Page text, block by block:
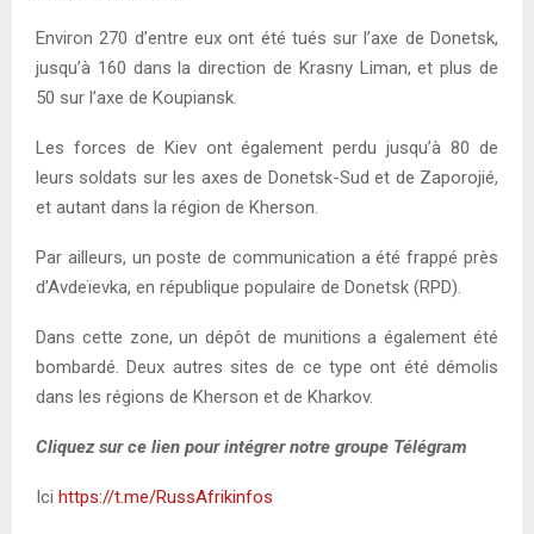
Environ 270 d’entre eux ont été tués sur l’axe de Donetsk,
jusqu’à 160 dans la direction de Krasny Liman, et plus de
50 sur l’axe de Koupiansk.
Les forces de Kiev ont également perdu jusqu’à 80 de
leurs soldats sur les axes de Donetsk-Sud et de Zaporojié,
et autant dans la région de Kherson.
Par ailleurs, un poste de communication a été frappé près
d’Avdeïevka, en république populaire de Donetsk (RPD).
Dans cette zone, un dépôt de munitions a également été
bombardé. Deux autres sites de ce type ont été démolis
dans les régions de Kherson et de Kharkov.
Cliquez sur ce lien pour intégrer notre groupe Télégram
Ici https://t.me/RussAfrikinfos